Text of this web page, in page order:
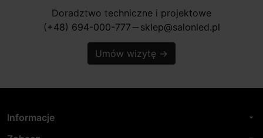
Doradztwo techniczne i projektowe
(+48) 694-000-777 horizontal_rule sklep@salonled.pl
Umów wizytę →
Informacje arrow_drop_down